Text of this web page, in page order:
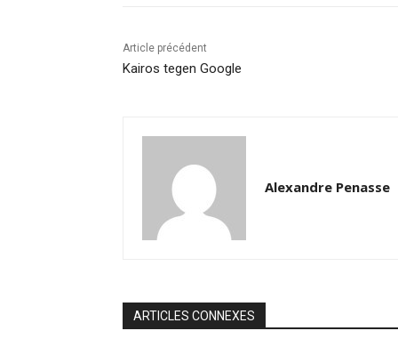
Article précédent
Kairos tegen Google
Alexandre Penasse
ARTICLES CONNEXES